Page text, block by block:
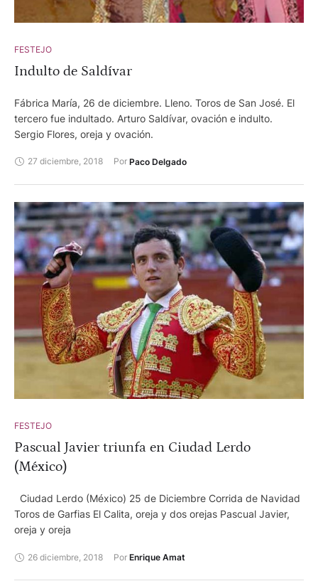
FESTEJO
Indulto de Saldívar
Fábrica María, 26 de diciembre. Lleno. Toros de San José. El
tercero fue indultado. Arturo Saldívar, ovación e indulto.
Sergio Flores, oreja y ovación.
27 diciembre, 2018 Por Paco Delgado
FESTEJO
Pascual Javier triunfa en Ciudad Lerdo
(México)
Ciudad Lerdo (México) 25 de Diciembre Corrida de Navidad
Toros de Garfias El Calita, oreja y dos orejas Pascual Javier,
oreja y oreja
26 diciembre, 2018 Por Enrique Amat